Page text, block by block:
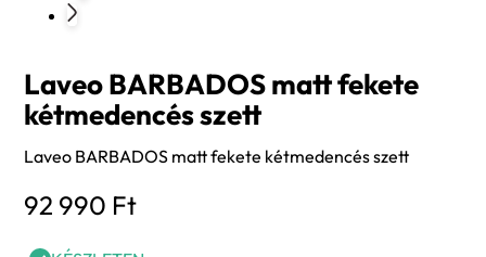
Laveo BARBADOS matt fekete
kétmedencés szett
Laveo BARBADOS matt fekete kétmedencés szett
92 990 Ft